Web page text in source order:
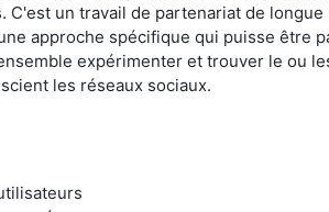
C'est un travail de partenariat de
approche spécifique qui puisse être
expérimenter et trouver le ou
les réseaux sociaux.